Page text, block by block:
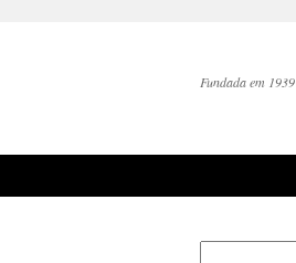
Fundada em 1939